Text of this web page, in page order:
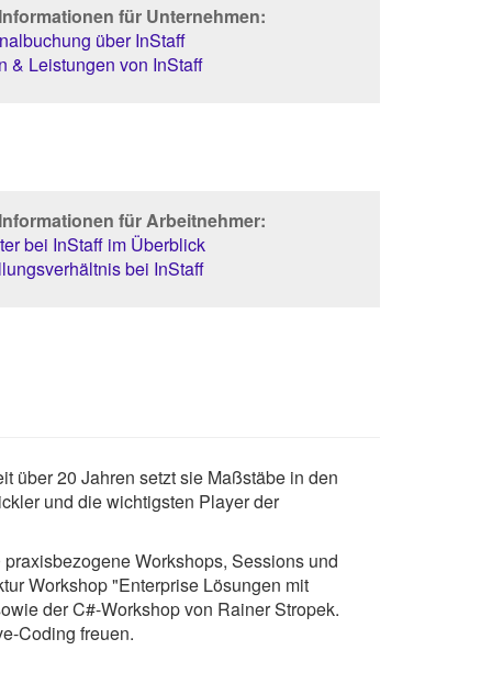
für Unternehmen:
über InStaff
& Leistungen von InStaff
für Arbeitnehmer:
bei InStaff im Überblick
bei InStaff
über 20 Jahren setzt sie Maßstäbe in den
und die wichtigsten Player der
Workshops, Sessions und
Workshop "Enterprise Lösungen mit
der C#-Workshop von Rainer Stropek.
Coding freuen.